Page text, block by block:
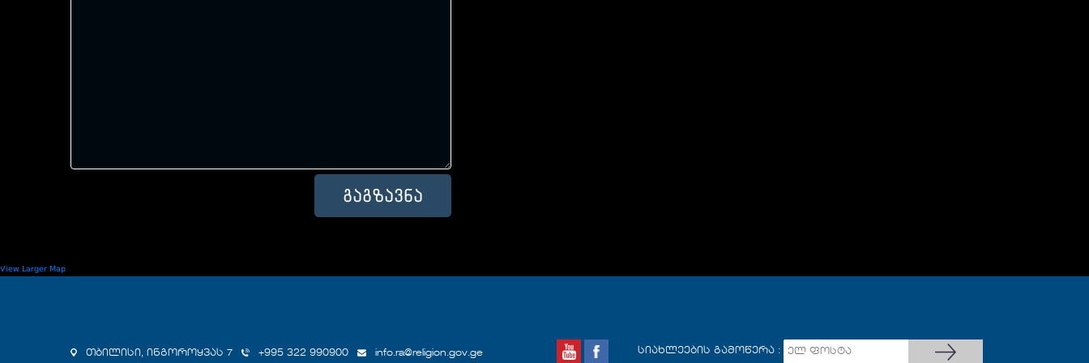
View Larger Map
თბილისი, ინგოროყვას 7 +995 322 990900 info.ra@religion.gov.ge სიახლეების გამოწერა :